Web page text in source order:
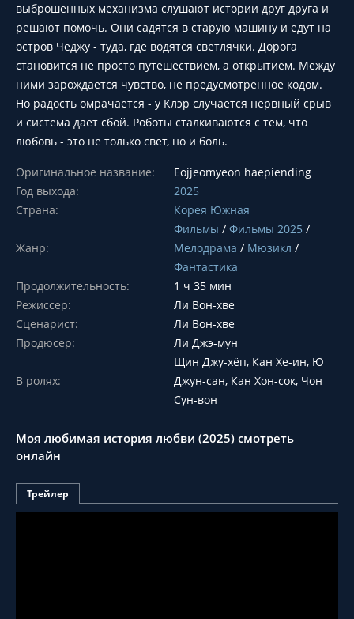
выброшенных механизма слушают истории друг друга и
решают помочь. Они садятся в старую машину и едут на
остров Чеджу - туда, где водятся светлячки. Дорога
становится не просто путешествием, а открытием. Между
ними зарождается чувство, не предусмотренное кодом.
Но радость омрачается - у Клэр случается нервный срыв
и система дает сбой. Роботы сталкиваются с тем, что
любовь - это не только свет, но и боль.
Оригинальное название:
Eojjeomyeon haepiending
Год выхода:
2025
Страна:
Корея Южная
Жанр:
Фильмы / Фильмы 2025 /
Мелодрама / Мюзикл /
Фантастика
Продолжительность:
1 ч 35 мин
Режиссер:
Ли Вон-хве
Сценарист:
Ли Вон-хве
Продюсер:
Ли Джэ-мун
В ролях:
Щин Джу-хёп, Кан Хе-ин, Ю
Джун-сан, Кан Хон-сок, Чон
Сун-вон
Моя любимая история любви (2025) смотреть
онлайн
Трейлер